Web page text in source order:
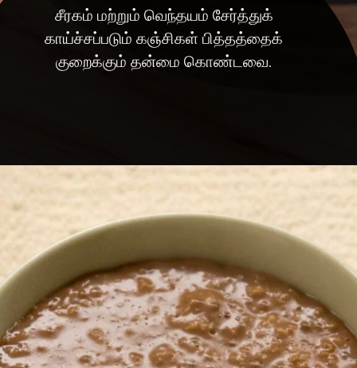
சீரகம் மற்றும் வெந்தயம் சேர்த்துக்
காய்ச்சப்படும் கஞ்சிகள் பித்தத்தைக்
குறைக்கும் தன்மை கொண்டவை.